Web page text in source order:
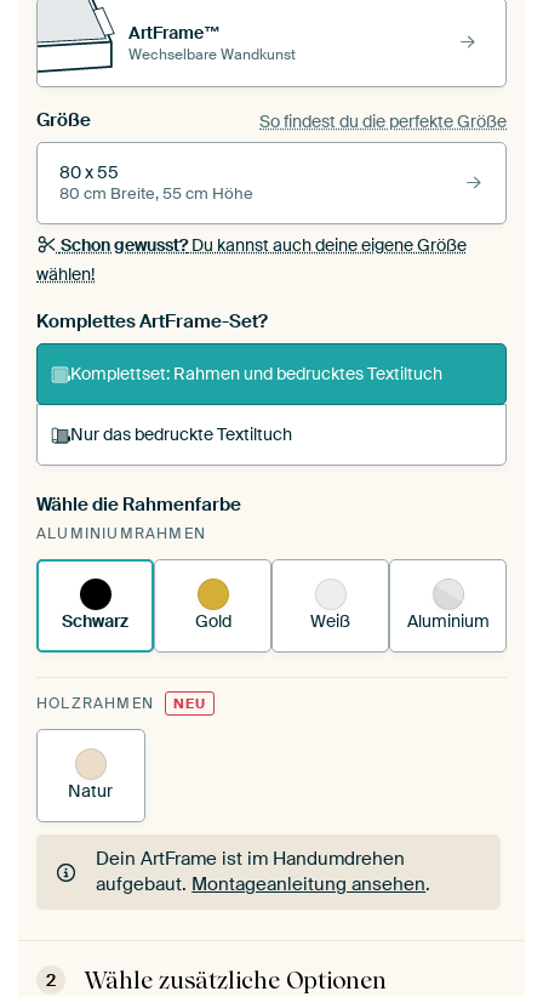
ArtFrame™
Wechselbare Wandkunst
Größe So findest du die perfekte Größe
80 x 55
80 cm Breite, 55 cm Höhe
Schon gewusst?Du kannst auch deine eigene Größe
wählen!
Komplettes ArtFrame-Set?
Komplettset: Rahmen und bedrucktes Textiltuch
Nur das bedruckte Textiltuch
Du spannst einen wechselbaren Textiltuch in
deinen vorhandenen ArtFrame™.
funktioniert es.
Wähle die Rahmenfarbe
ALUMINIUMRAHMEN
Schwarz Gold Weiß Aluminium
HOLZRAHMEN NEU
Natur
Dein ArtFrame ist im Handumdrehen
aufgebaut. Montageanleitung ansehen.
Dein ArtFrame ist im Handumdrehen
aufgebaut.Montageanleitung ansehen
2 Wähle zusätzliche Optionen